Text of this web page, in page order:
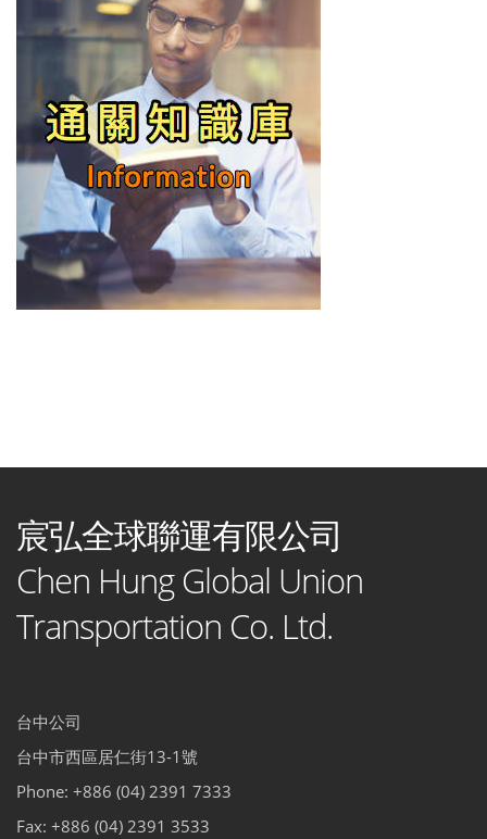
宸弘全球聯運有限公司
Chen Hung Global Union
Transportation Co. Ltd.
台中公司
台中市西區居仁街13-1號
Phone: +886 (04) 2391 7333
Fax: +886 (04) 2391 3533